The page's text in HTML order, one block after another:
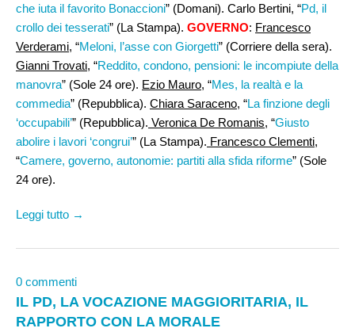
che iuta il favorito Bonaccioni” (Domani). Carlo Bertini, “Pd, il
crollo dei tesserati” (La Stampa). GOVERNO: Francesco
Verderami, “Meloni, l’asse con Giorgetti” (Corriere della sera).
Gianni Trovati, “Reddito, condono, pensioni: le incompiute della
manovra” (Sole 24 ore). Ezio Mauro, “Mes, la realtà e la
commedia” (Repubblica). Chiara Saraceno, “La finzione degli
‘occupabili’” (Repubblica). Veronica De Romanis, “Giusto
abolire i lavori ‘congrui’” (La Stampa). Francesco Clementi,
“Camere, governo, autonomie: partiti alla sfida riforme” (Sole
24 ore).
Leggi tutto →
0 commenti
IL PD, LA VOCAZIONE MAGGIORITARIA, IL
RAPPORTO CON LA MORALE